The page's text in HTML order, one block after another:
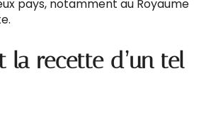
pays, notamment au Royaume
la recette d’un tel